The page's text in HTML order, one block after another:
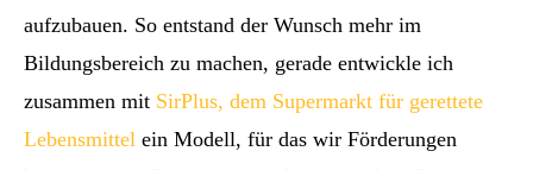
aufzubauen. So entstand der Wunsch mehr im
Bildungsbereich zu machen, gerade entwickle ich
zusammen mit SirPlus, dem Supermarkt für gerettete
Lebensmittel ein Modell, für das wir Förderungen